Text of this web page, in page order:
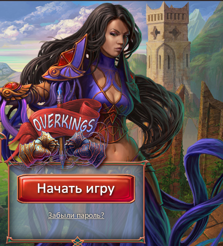
Забыли пароль?